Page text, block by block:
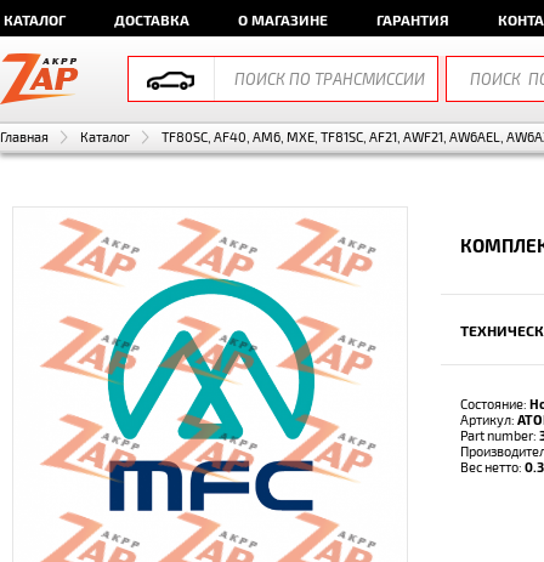
КАТАЛОГ ДОСТАВКА О МАГАЗИНЕ ГАРАНТИЯ
Главная Каталог TF80SC, AF40, AM6, MXE, TF81SC, AF21, AWF21, AW6AEL,
Состояние:
Артикул:
Part number:
Вес нетто: